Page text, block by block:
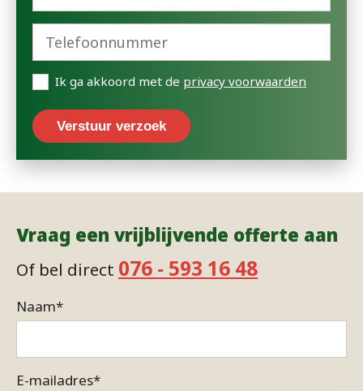
Ik ga akkoord met de privacy voorwaarden
Verstuur verzoek
Vraag een vrijblijvende offerte aan
Of bel direct 076 - 593 16 48
Naam*
E-mailadres*